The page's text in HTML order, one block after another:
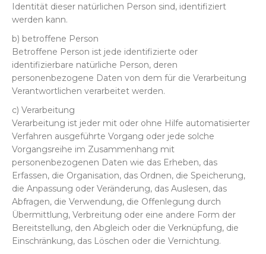
Identität dieser natürlichen Person sind, identifiziert
werden kann.
b) betroffene Person
Betroffene Person ist jede identifizierte oder
identifizierbare natürliche Person, deren
personenbezogene Daten von dem für die Verarbeitung
Verantwortlichen verarbeitet werden.
c) Verarbeitung
Verarbeitung ist jeder mit oder ohne Hilfe automatisierter
Verfahren ausgeführte Vorgang oder jede solche
Vorgangsreihe im Zusammenhang mit
personenbezogenen Daten wie das Erheben, das
Erfassen, die Organisation, das Ordnen, die Speicherung,
die Anpassung oder Veränderung, das Auslesen, das
Abfragen, die Verwendung, die Offenlegung durch
Übermittlung, Verbreitung oder eine andere Form der
Bereitstellung, den Abgleich oder die Verknüpfung, die
Einschränkung, das Löschen oder die Vernichtung.